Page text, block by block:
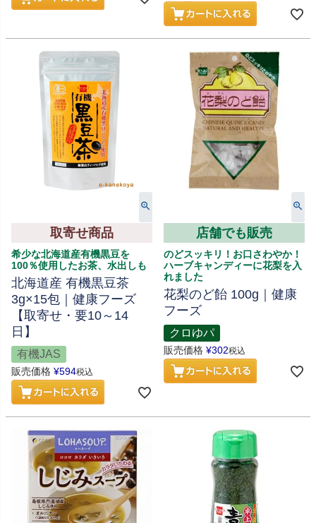
取寄せ商品
希少な北海道産有機黒豆を
100％使用したお茶、水出しも
北海道産 有機黒豆茶
3g×15包｜健康フーズ
【取寄せ・要10～14
日】
有機JAS
販売価格 ¥594税込
店舗でも販売
のどスッキリ！お口さわやか！
ハーブキャンディーに花梨を入
れました
花梨のど飴 100g｜健康
フーズ
クロゆパ
販売価格 ¥302税込